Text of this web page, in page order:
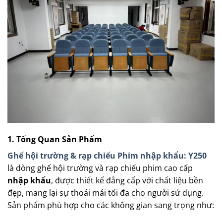
1. Tổng Quan Sản Phẩm
Ghế hội trường & rạp chiếu Phim nhập khẩu: Y250
là dòng ghế hội trường và rạp chiếu phim cao cấp
nhập khẩu, được thiết kế đẳng cấp với chất liệu bền
đẹp, mang lại sự thoải mái tối đa cho người sử dụng.
Sản phẩm phù hợp cho các không gian sang trọng như: